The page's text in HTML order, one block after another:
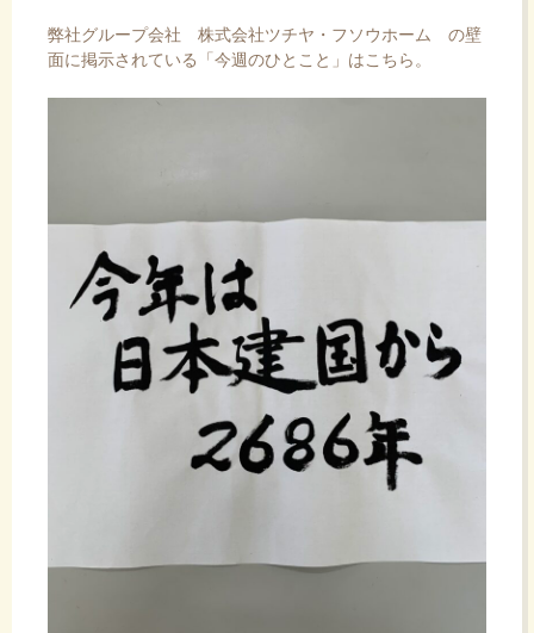
弊社グループ会社 株式会社ツチヤ・フソウホーム
の壁
面に掲示されている「今週のひとこと」はこちら。